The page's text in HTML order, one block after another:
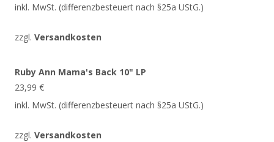
inkl. MwSt. (differenzbesteuert nach §25a UStG.)
zzgl. Versandkosten
Ruby Ann Mama's Back 10" LP
23,99 €
inkl. MwSt. (differenzbesteuert nach §25a UStG.)
zzgl. Versandkosten